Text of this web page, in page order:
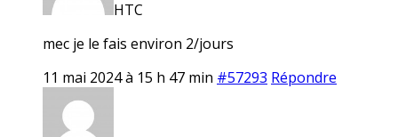
HTC
mec je le fais environ 2/jours
11 mai 2024 à 15 h 47 min #57293 Répondre